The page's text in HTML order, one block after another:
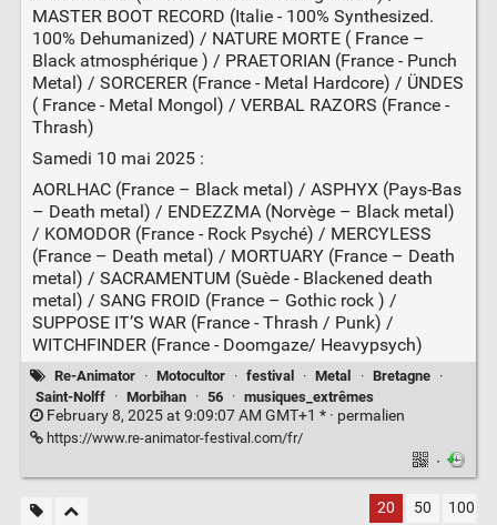
MASTER BOOT RECORD (Italie - 100% Synthesized.
100% Dehumanized) / NATURE MORTE ( France –
Black atmosphérique ) / PRAETORIAN (France - Punch
Metal) / SORCERER (France - Metal Hardcore) / ÜNDES
( France - Metal Mongol) / VERBAL RAZORS (France -
Thrash)
Samedi 10 mai 2025 :
AORLHAC (France – Black metal) / ASPHYX (Pays-Bas
– Death metal) / ENDEZZMA (Norvège – Black metal)
/ KOMODOR (France - Rock Psyché) / MERCYLESS
(France – Death metal) / MORTUARY (France – Death
metal) / SACRAMENTUM (Suède - Blackened death
metal) / SANG FROID (France – Gothic rock ) /
SUPPOSE IT’S WAR (France - Thrash / Punk) /
WITCHFINDER (France - Doomgaze/ Heavypsych)
Re-Animator · Motocultor · festival · Metal · Bretagne
·
Saint-Nolff
· Morbihan · 56 · musiques_extrêmes
February 8, 2025 at 9:09:07 AM GMT+1 * · permalien
https://www.re-animator-festival.com/fr/
·
20 50 100